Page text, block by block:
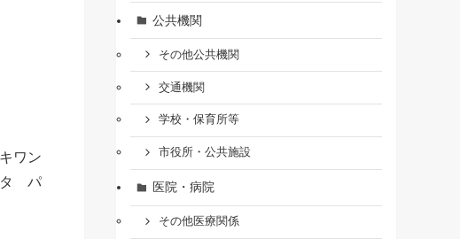
ワン
タ パ
公共機関
その他公共機関
交通機関
学校・保育所等
市役所・公共施設
医院・病院
その他医療関係